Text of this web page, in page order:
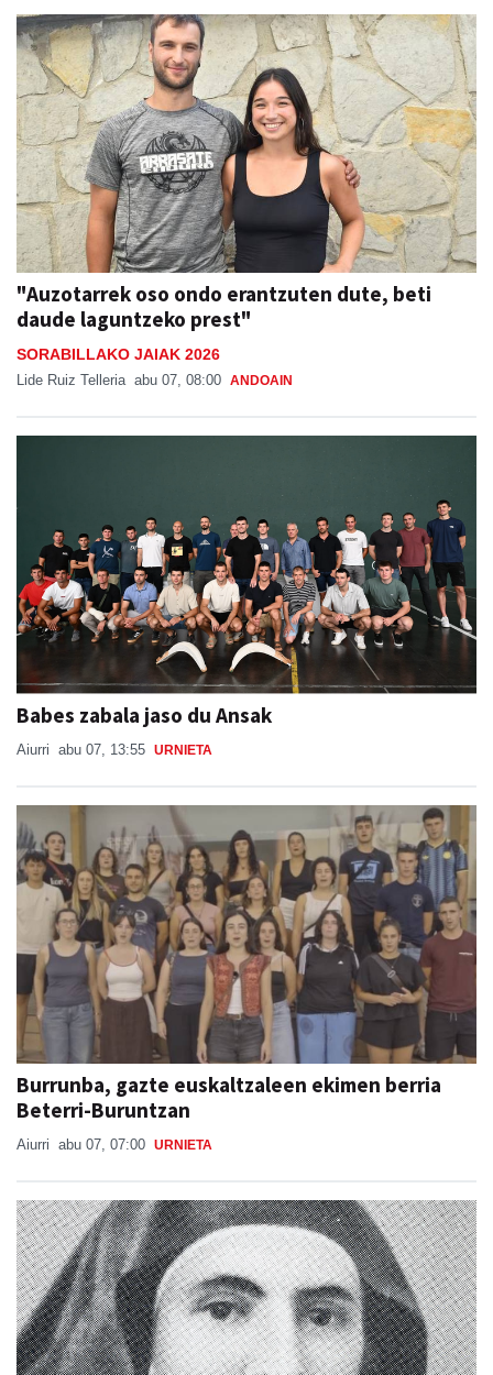
"Auzotarrek oso ondo erantzuten dute, beti
daude laguntzeko prest"
SORABILLAKO JAIAK 2026
Lide Ruiz Telleria abu 07, 08:00 ANDOAIN
Babes zabala jaso du Ansak
Aiurri abu 07, 13:55 URNIETA
Burrunba, gazte euskaltzaleen ekimen berria
Beterri-Buruntzan
Aiurri abu 07, 07:00 URNIETA